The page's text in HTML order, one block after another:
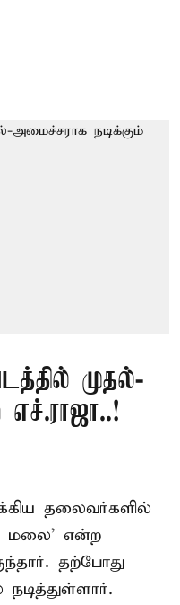
முதல்-
எச்.ராஜா..!
தலைவர்களில்
மலை' என்ற
தற்போது